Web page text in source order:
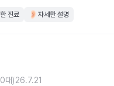
진료 자세한 설명
대)26.7.21